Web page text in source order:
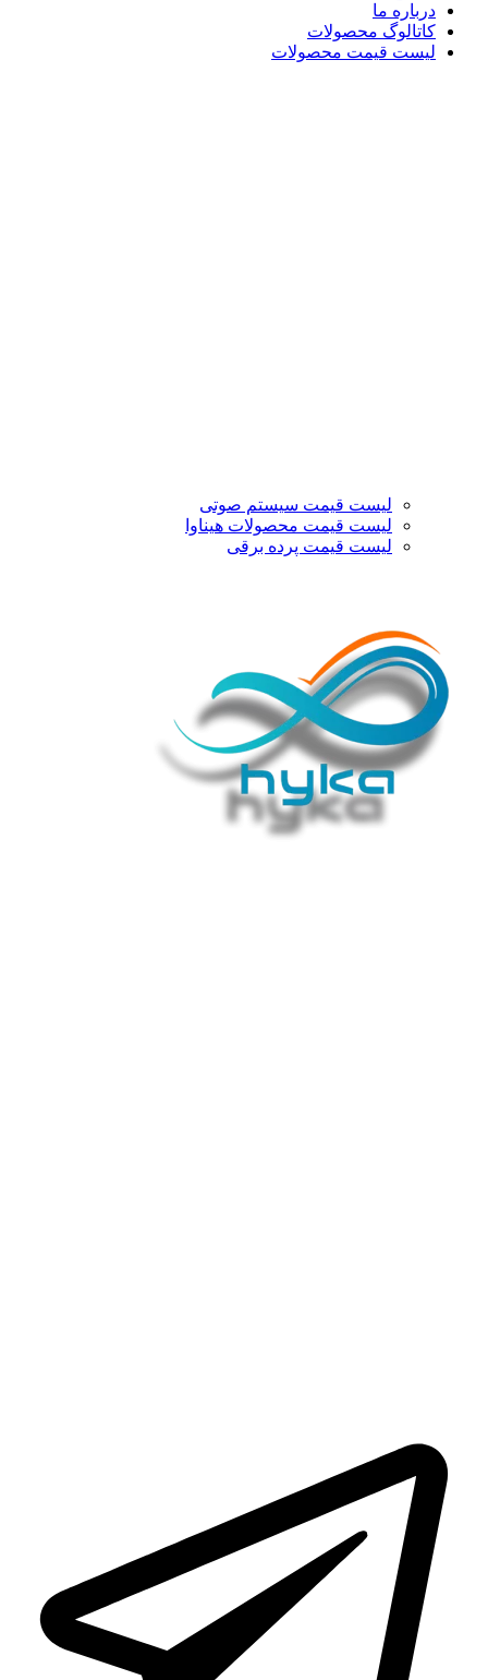
درباره ما
کاتالوگ محصولات
لیست قیمت محصولات
لیست قیمت سیستم صوتی
لیست قیمت محصولات هیناوا
لیست قیمت پرده برقی